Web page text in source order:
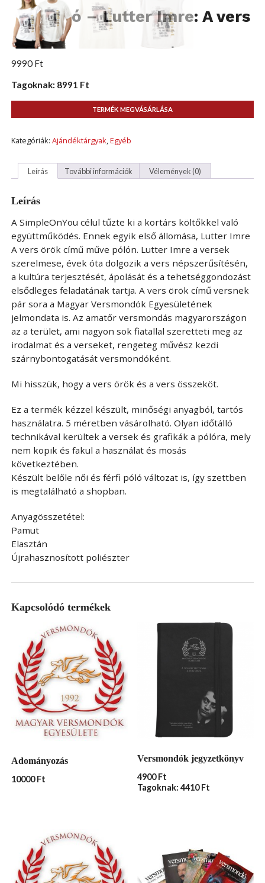
Verspóló – Lutter Imre: A vers
örök
9990 Ft
Tagoknak: 8991 Ft
TERMÉK MEGVÁSÁRLÁSA
Kategóriák: Ajándéktárgyak,Egyéb
Leírás További információk Vélemények (0)
Leírás
A SimpleOnYou célul tűzte ki a kortárs költőkkel való
együttműködés. Ennek egyik első állomása, Lutter Imre
A vers örök című műve pólón. Lutter Imre a versek
szerelmese, évek óta dolgozik a vers népszerűsítésén,
a kultúra terjesztését, ápolását és a tehetséggondozást
elsődleges feladatának tartja. A vers örök című versnek
pár sora a Magyar Versmondók Egyesületének
jelmondata is. Az amatőr versmondás magyarországon
az a terület, ami nagyon sok fiatallal szeretteti meg az
irodalmat és a verseket, rengeteg művész kezdi
szárnybontogatását versmondóként.
Mi hisszük, hogy a vers örök és a vers összeköt.
Ez a termék kézzel készült, minőségi anyagból, tartós
használatra. 5 méretben vásárolható. Olyan időtálló
technikával kerültek a versek és grafikák a pólóra, mely
nem kopik és fakul a használat és mosás
következtében.
Készült belőle női és férfi póló változat is, így szettben
is megtalálható a shopban.
Anyagösszetétel:
Pamut
Elasztán
Újrahasznosított poliészter
Kapcsolódó termékek
Adományozás
10000Ft
Versmondók jegyzetkönyv
4900Ft
Tagoknak: 4410 Ft